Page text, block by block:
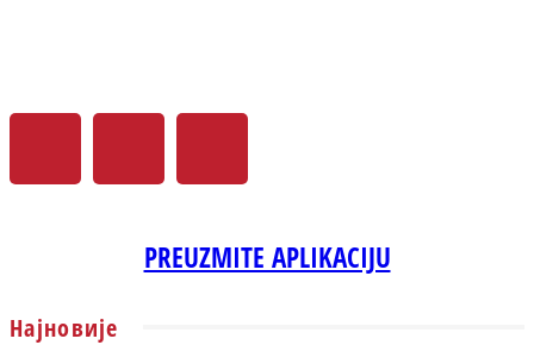
PREUZMITE APLIKACIJU
Најновије